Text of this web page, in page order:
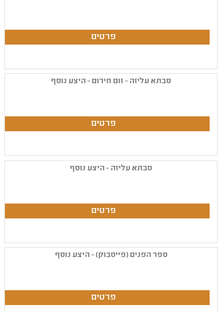
סבתא עליזה - זום חירום - היצע נוסף
סבתא עליזה - היצע נוסף
ספר הפנים (פייסבוק) - היצע נוסף